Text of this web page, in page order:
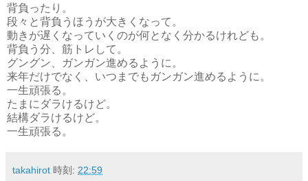
背負ったり。
段々と背負うほうが大きくなって。
動きが遅くなっていくのが何となく分かるけれども。
背負う分、筋トレして。
グングン、ガンガン進めるように。
来年だけでなく、いつまでもガンガン進めるように。
一生頑張る。
たまにダラけるけど。
結構ダラけるけど。
一生頑張る。
takahirot 時刻: 22:59